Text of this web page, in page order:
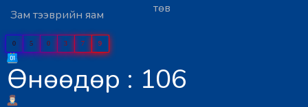
Зам тээврийн яам
төв
0 5 0 3 7 9
Өнөөдөр : 106